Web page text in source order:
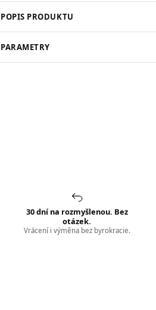
POPIS PRODUKTU
PARAMETRY
30 dní na rozmyšlenou. Bez
otázek.
Vrácení i výměna bez byrokracie.